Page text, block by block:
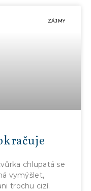
ZÁJMY
chlupatá se
vymýšlet,
trochu cizí.